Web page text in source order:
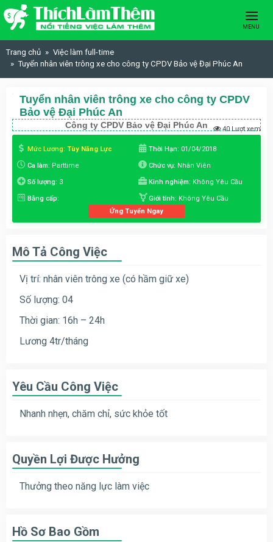
Skip to content
MENU
Trang chủ
Việc làm full-time
Tuyển nhân viên trông xe cho công ty CPDV Bảo vệ Đại Phúc An
Tuyển nhân viên trông xe cho công ty CPDV
Bảo vệ Đại Phúc An
Công ty CPDV Bảo vệ Đại Phúc An 40 Lượt xem
Mức Lương: Tùy Năng Lực Thời Hạn: 01/04/2018
Ca làm: Parttime Chức vụ: Nhân Viên
Số lượng: 3 Kinh nghiệm: Không Yêu Cầu
Bằng cấp: Giới tính: Không Yêu Cầu
Ứng Tuyển Ngay
Mô Tả Công Việc
Vị trí: nhân viên trông xe (có hầm giữ xe)
Số lượng: 04
Thời gian: 16h – 24h
Lương 4tr/tháng
Yêu Cầu Công Việc
Nhanh nhẹn, chăm chỉ, sức khỏe tốt
Quyền Lợi Được Hưởng
Thưởng theo năng lực làm việc
Hồ Sơ Bao Gồm